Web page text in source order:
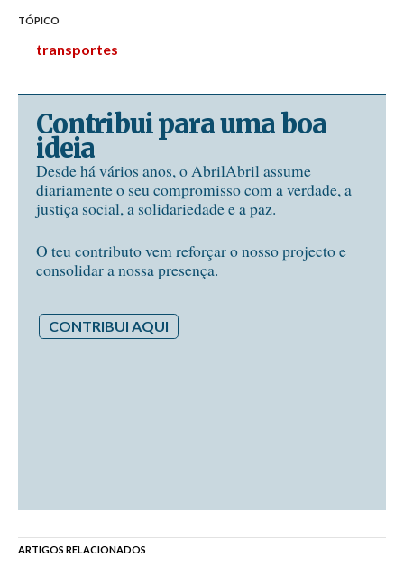
TÓPICO
transportes
Contribui para uma boa
ideia
Desde há vários anos, o AbrilAbril assume
diariamente o seu compromisso com a verdade, a
justiça social, a solidariedade e a paz.
O teu contributo vem reforçar o nosso projecto e
consolidar a nossa presença.
CONTRIBUI AQUI
ARTIGOS RELACIONADOS